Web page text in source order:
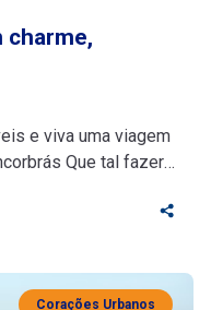
charme,
e viva uma viagem
Que tal fazer
Se você está
para artistas, […]
Corações Urbanos